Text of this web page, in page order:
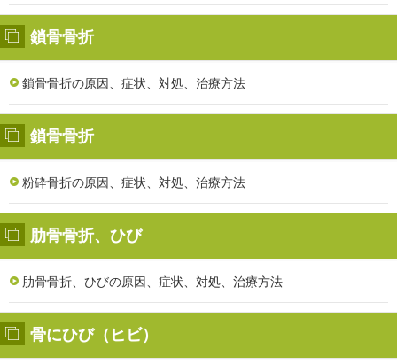
鎖骨骨折
鎖骨骨折の原因、症状、対処、治療方法
鎖骨骨折
粉砕骨折の原因、症状、対処、治療方法
肋骨骨折、ひび
肋骨骨折、ひびの原因、症状、対処、治療方法
骨にひび（ヒビ）